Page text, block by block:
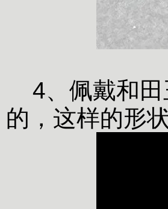
4、佩戴和田
的，这样的形